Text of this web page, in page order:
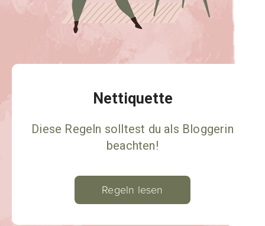
Nettiquette
Diese Regeln solltest du als Bloggerin
beachten!
Regeln lesen